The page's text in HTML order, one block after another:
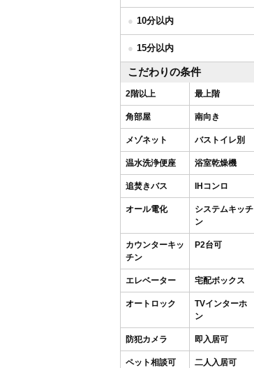
10分以内
15分以内
こだわりの条件
2階以上 最上階
角部屋 南向き
メゾネット バストイレ別
温水洗浄便座 浴室乾燥機
追焚きバス IHコンロ
オール電化
システムキッチ
ン
カウンターキッ
チン
P2台可
エレベーター 宅配ボックス
オートロック
TVインターホ
ン
防犯カメラ 即入居可
ペット相談可 二人入居可